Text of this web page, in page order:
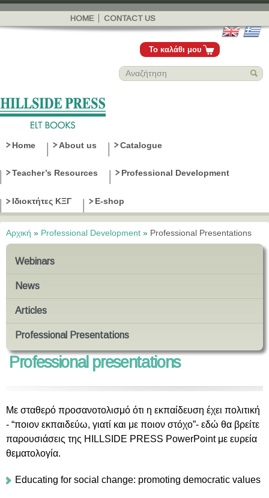
Παράκαμψη
προς το
κυρίως
περιεχόμενο
HOME CONTACT US
Το καλάθι μου
Home About us Catalogue
Teacher’s Resources Professional Development
Ιδιοκτήτες ΚΞΓ E-shop
Είστε εδώ
Αρχική » Professional Development » Professional Presentations
Webinars
News
Articles
Professional Presentations
Professional presentations
Με σταθερό προσανοτολισμό ότι η εκπαίδευση έχει πολιτική
- “ποιον εκπαιδεύω, γιατί και με ποιον στόχο”- εδώ θα βρείτε
παρουσιάσεις της HILLSIDE PRESS PowerPoint με ευρεία
θεματολογία.
Educating for social change: promoting democratic values